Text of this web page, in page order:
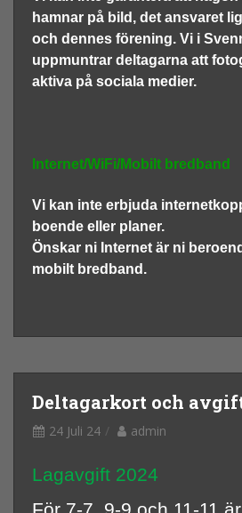
hamnar på bild, det ansvaret
och dennes förening. Vi i
uppmuntrar deltagarna att
aktiva på sociala medier.
Internet/WiFi/Mobilt bredband
Vi kan inte erbjuda
boende eller planer.
Önskar ni Internet är ni
mobilt bredband.
Deltagarkort och
24 Juli 24 admin
Lagavgift 2024
För 7-7, 9-9 och 11-11